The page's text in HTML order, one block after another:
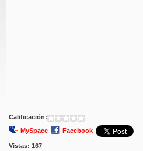
Calificación:
MySpace
Facebook
Vistas: 167